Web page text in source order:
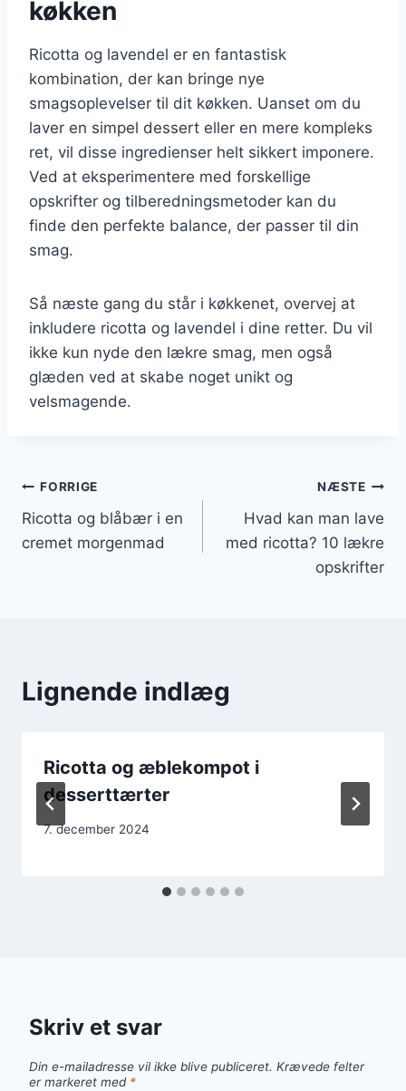
køkken
Ricotta og lavendel er en fantastisk
kombination, der kan bringe nye
smagsoplevelser til dit køkken. Uanset om du
laver en simpel dessert eller en mere kompleks
ret, vil disse ingredienser helt sikkert imponere.
Ved at eksperimentere med forskellige
opskrifter og tilberedningsmetoder kan du
finde den perfekte balance, der passer til din
smag.
Så næste gang du står i køkkenet, overvej at
inkludere ricotta og lavendel i dine retter. Du vil
ikke kun nyde den lækre smag, men også
glæden ved at skabe noget unikt og
velsmagende.
Indlægsnavigation
FORRIGE
Ricotta og blåbær i en
cremet morgenmad
NÆSTE
Hvad kan man lave
med ricotta? 10 lækre
opskrifter
Lignende indlæg
Ricotta og æblekompot i
desserttærter
7. december 2024
Skriv et svar
Din e-mailadresse vil ikke blive publiceret. Krævede felter
er markeret med *